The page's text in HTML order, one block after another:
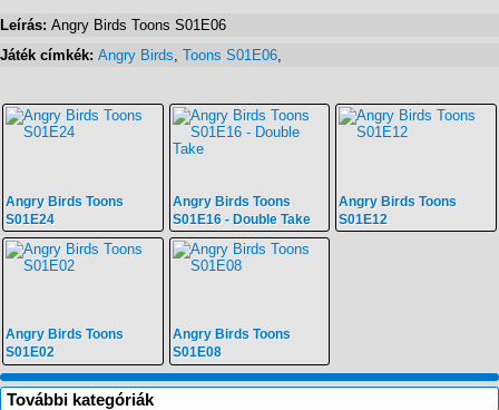
Leírás: Angry Birds Toons S01E06
Játék címkék: Angry Birds, Toons S01E06,
Angry Birds Toons
S01E24
Angry Birds Toons
S01E16 - Double Take
Angry Birds Toons
S01E12
Angry Birds Toons
S01E02
Angry Birds Toons
S01E08
További kategóriák